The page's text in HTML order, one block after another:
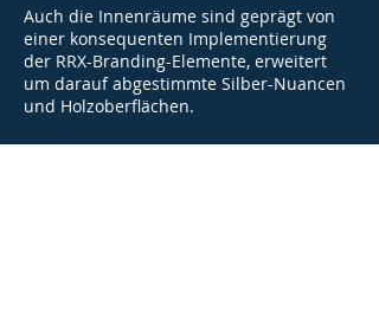
Auch die Innenräume sind geprägt von
einer konsequenten Implementierung
der RRX-Branding-Elemente, erweitert
um darauf abgestimmte Silber-Nuancen
und Holzoberflächen.